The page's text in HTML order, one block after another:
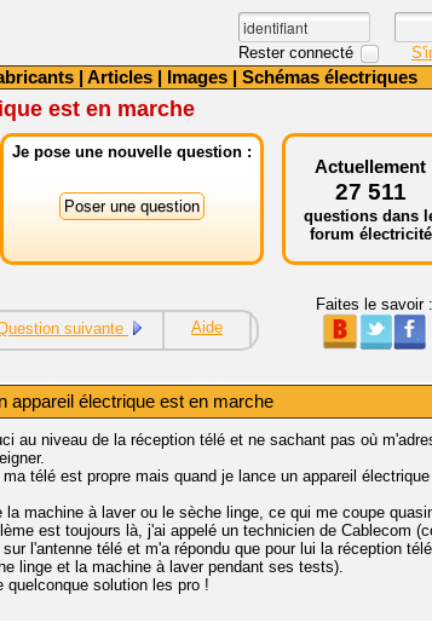
Rester connecté
| Articles | Images | Schémas électriques
est en marche
Je pose une nouvelle question :
Actuellement
27 511
questions dans
forum électricité
suivante Aide
Faites le savoir :
appareil électrique est en marche
au niveau de la réception télé et ne sachant pas où
télé est propre mais quand je lance un appareil
la machine à laver ou le sèche linge, ce qui me coupe
est toujours là, j'ai appelé un technicien de Cablecom
l'antenne télé et m'a répondu que pour lui la réception
linge et la machine à laver pendant ses tests).
quelconque solution les pro !